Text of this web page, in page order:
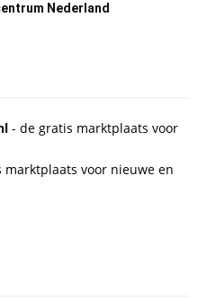
Nederland
- de gratis marktplaats voor
marktplaats voor nieuwe en